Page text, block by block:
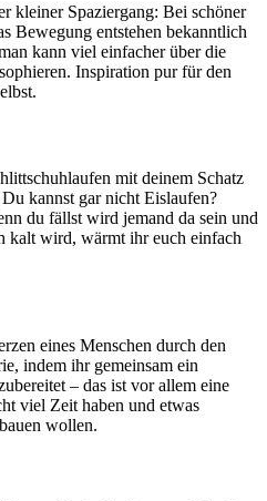
kleiner Spaziergang: Bei schöner
Bewegung entstehen bekanntlich
kann viel einfacher über die
Inspiration pur für den
mit deinem Schatz
kannst gar nicht Eislaufen?
du fällst wird jemand da sein und
kalt wird, wärmt ihr euch einfach
eines Menschen durch den
indem ihr gemeinsam ein
– das ist vor allem eine
viel Zeit haben und etwas
wollen.